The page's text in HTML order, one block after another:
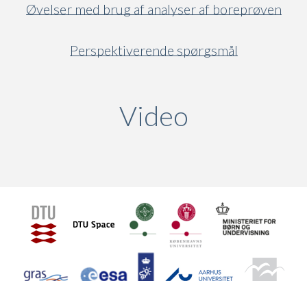
Øvelser med brug af analyser af boreprøven
Perspektiverende spørgsmål
Video